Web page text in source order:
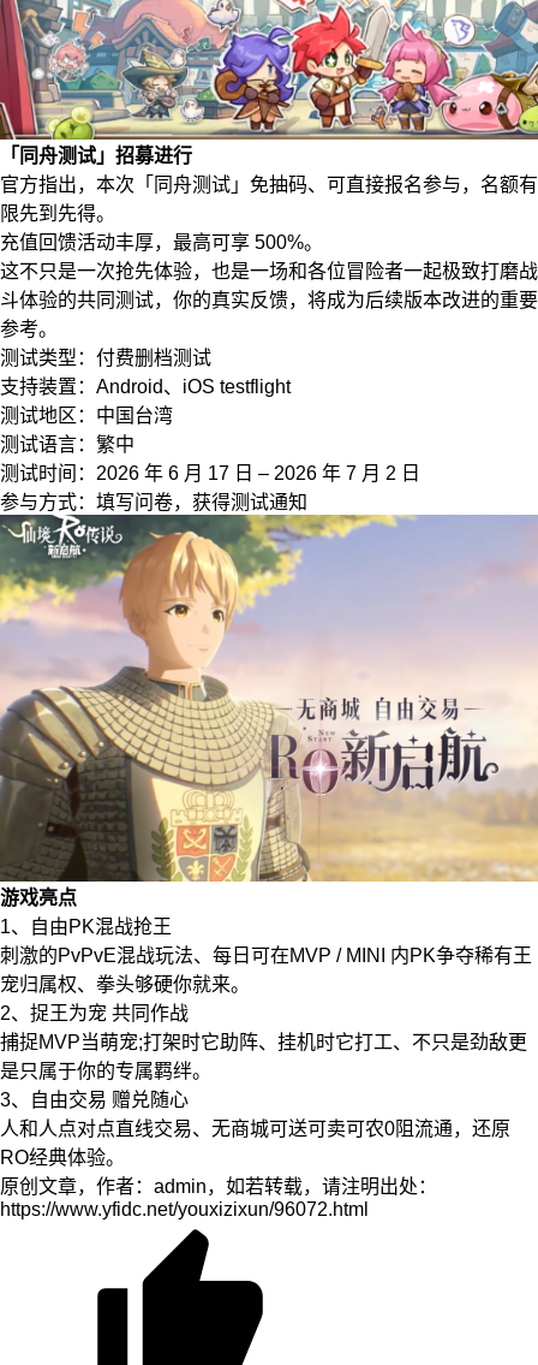
「同舟测试」招募进行
官方指出，本次「同舟测试」免抽码、可直接报名参与，名额有
限先到先得。
充值回馈活动丰厚，最高可享 500%。
这不只是一次抢先体验，也是一场和各位冒险者一起极致打磨战
斗体验的共同测试，你的真实反馈，将成为后续版本改进的重要
参考。
测试类型：付费删档测试
支持装置：Android、iOS testflight
测试地区：中国台湾
测试语言：繁中
测试时间：2026 年 6 月 17 日 – 2026 年 7 月 2 日
参与方式：填写问卷，获得测试通知
游戏亮点
1、自由PK混战抢王
刺激的PvPvE混战玩法、每日可在MVP / MINI 内PK争夺稀有王
宠归属权、拳头够硬你就来。
2、捉王为宠 共同作战
捕捉MVP当萌宠;打架时它助阵、挂机时它打工、不只是劲敌更
是只属于你的专属羁绊。
3、自由交易 赠兑随心
人和人点对点直线交易、无商城可送可卖可农0阻流通，还原
RO经典体验。
原创文章，作者：admin，如若转载，请注明出处：
https://www.yfidc.net/youxizixun/96072.html